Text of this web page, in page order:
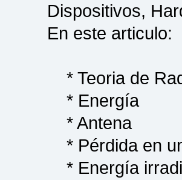
Dispositivos,
En este articulo:
* Teoria de
* Energía
* Antena
* Pérdida en
* Energía